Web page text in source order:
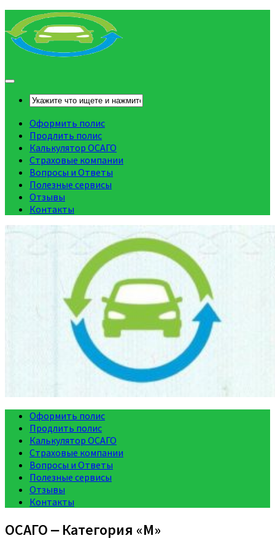
Оформить полис
Продлить полис
Калькулятор ОСАГО
Страховые компании
Вопросы и Ответы
Полезные сервисы
Отзывы
Контакты
Оформить полис
Продлить полис
Калькулятор ОСАГО
Страховые компании
Вопросы и Ответы
Полезные сервисы
Отзывы
Контакты
ОСАГО ‒ Категория «M»